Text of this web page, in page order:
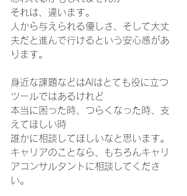
それは、違います。
人から与えられる優しさ、そして大丈
夫だと進んで行けるという安心感があ
ります。
身近な課題などはAIはとても役に立つ
ツールではあるけれど
本当に困った時、つらくなった時、支
えてほしい時
誰かに相談してほしいなと思います。
キャリアのことなら、もちろんキャリ
アコンサルタントに相談してくださ
い。